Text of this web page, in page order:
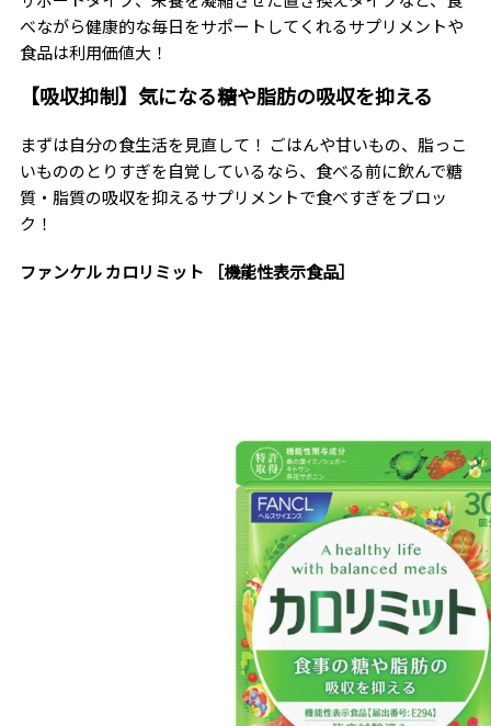
べながら健康的な毎日をサポートしてくれるサプリメントや
食品は利用価値大！
【吸収抑制】気になる糖や脂肪の吸収を抑える
まずは自分の食生活を見直して！ ごはんや甘いもの、脂っこ
いもののとりすぎを自覚しているなら、食べる前に飲んで糖
質・脂質の吸収を抑えるサプリメントで食べすぎをブロッ
ク！
ファンケル カロリミット ［機能性表示食品］